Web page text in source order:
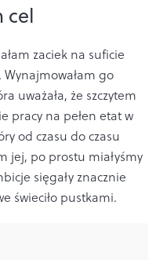
cel
zaciek na suficie
go
uważała, że szczytem
pracy na pełen etat w
od czasu do czasu
jej, po prostu miałyśmy
sięgały znacznie
świeciło pustkami.